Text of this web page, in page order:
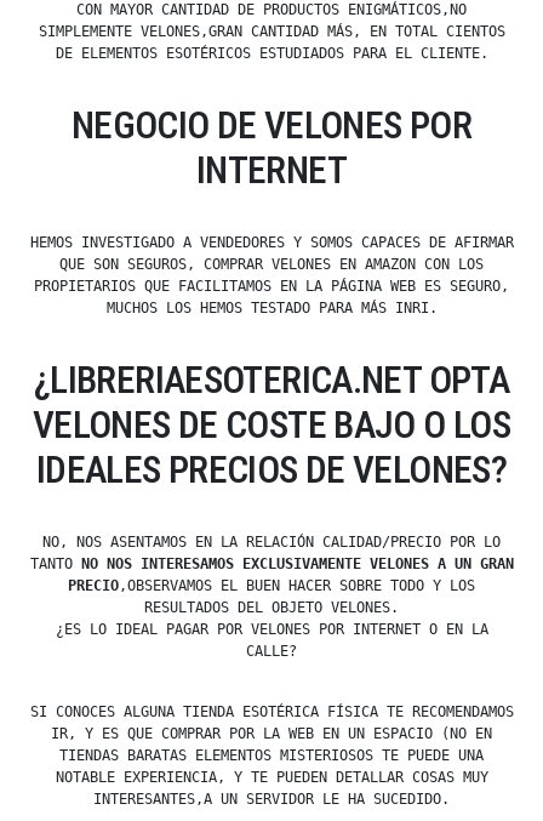
CON MAYOR CANTIDAD DE PRODUCTOS ENIGMÁTICOS,NO
SIMPLEMENTE VELONES,GRAN CANTIDAD MÁS, EN TOTAL CIENTOS
DE ELEMENTOS ESOTÉRICOS ESTUDIADOS PARA EL CLIENTE.
NEGOCIO DE VELONES POR
INTERNET
HEMOS INVESTIGADO A VENDEDORES Y SOMOS CAPACES DE AFIRMAR
QUE SON SEGUROS, COMPRAR VELONES EN AMAZON CON LOS
PROPIETARIOS QUE FACILITAMOS EN LA PÁGINA WEB ES SEGURO,
MUCHOS LOS HEMOS TESTADO PARA MÁS INRI.
¿LIBRERIAESOTERICA.NET OPTA
VELONES DE COSTE BAJO O LOS
IDEALES PRECIOS DE VELONES?
NO, NOS ASENTAMOS EN LA RELACIÓN CALIDAD/PRECIO POR LO
TANTO
NO NOS INTERESAMOS EXCLUSIVAMENTE VELONES A UN GRAN
PRECIO,OBSERVAMOS EL BUEN HACER SOBRE TODO Y LOS
RESULTADOS DEL OBJETO VELONES.
¿ES LO IDEAL PAGAR POR VELONES POR INTERNET O EN LA
CALLE?
SI CONOCES ALGUNA TIENDA ESOTÉRICA FÍSICA TE RECOMENDAMOS
IR, Y ES QUE COMPRAR POR LA WEB EN UN ESPACIO (NO EN
TIENDAS BARATAS ELEMENTOS MISTERIOSOS TE PUEDE UNA
NOTABLE EXPERIENCIA, Y TE PUEDEN DETALLAR COSAS MUY
INTERESANTES,A UN SERVIDOR LE HA SUCEDIDO.